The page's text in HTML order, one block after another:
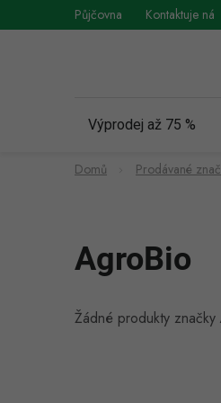
na
Půjčovna Kontaktuje nás
Výprodej až 75 %
Domů Prodávané
AgroBio
Žádné produkty značky